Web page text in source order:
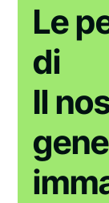
Le
di
Il